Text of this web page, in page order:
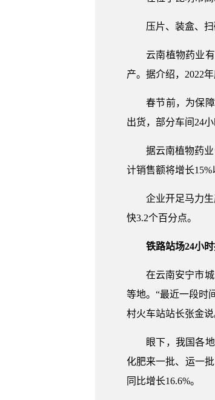
压片、装盒、扫
云南植物药业有
产。据介绍，2022
春节前，为保障
出货，部分车间24小
据云南植物药业公
计销售额将增长15%
企业开足马力生产
快3.2个百分点。
铁路站场24小时
在云南安宁市城郊
等地。“最近一段时
村火车站站长张金说
眼下，我国各地
化肥来一批、运一
同比增长16.6%。